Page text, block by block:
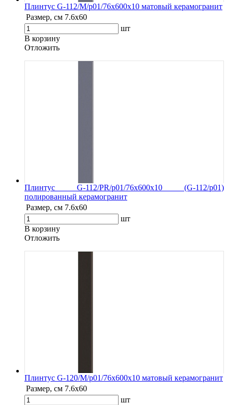
Плинтус G-112/М/p01/76x600x10 матовый керамогранит
Размер, см 7.6х60
шт
В корзину
Oтложить
Плинтус G-112/PR/p01/76x600x10 (G-112/p01)
полированный керамогранит
Размер, см 7.6х60
шт
В корзину
Oтложить
Плинтус G-120/М/p01/76x600x10 матовый керамогранит
Размер, см 7.6х60
шт